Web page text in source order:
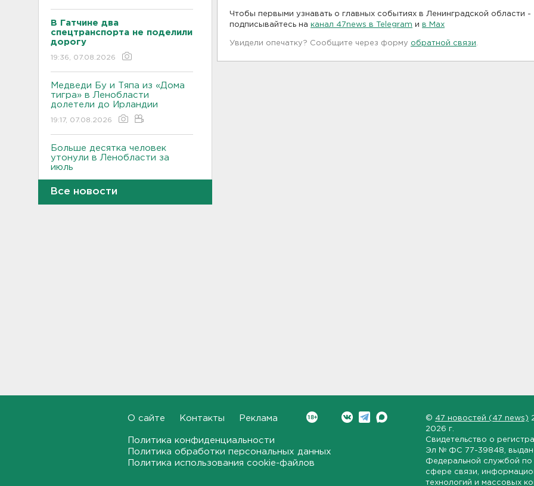
В Гатчине два
спецтранспорта не поделили
дорогу
19:36, 07.08.2026
Медведи Бу и Тяпа из «Дома
тигра» в Ленобласти
долетели до Ирландии
19:17, 07.08.2026
Больше десятка человек
утонули в Ленобласти за
июль
В Тосно открыли
перекрёсток, разбитый
Все новости
Чтобы первыми узнавать о главных событиях в Ленинградской области -
подписывайтесь на канал 47news в Telegram и в Maх
Увидели опечатку? Сообщите через форму обратной связи
О сайте Контакты Реклама
Политика конфиденциальности
Политика обработки персональных данных
Политика использования cookie-файлов
© 47 новостей (47 news)
2026 г.
Свидетельство о
Эл № ФС 77-39848 ,
Федеральной службой по
сфере связи,
технологий и массовых